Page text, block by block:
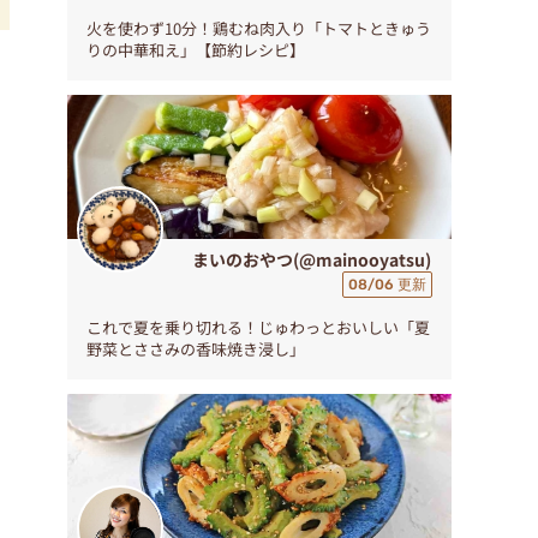
火を使わず10分！鶏むね肉入り「トマトときゅう
りの中華和え」【節約レシピ】
まいのおやつ(@mainooyatsu)
08/06 更新
これで夏を乗り切れる！じゅわっとおいしい「夏
野菜とささみの香味焼き浸し」